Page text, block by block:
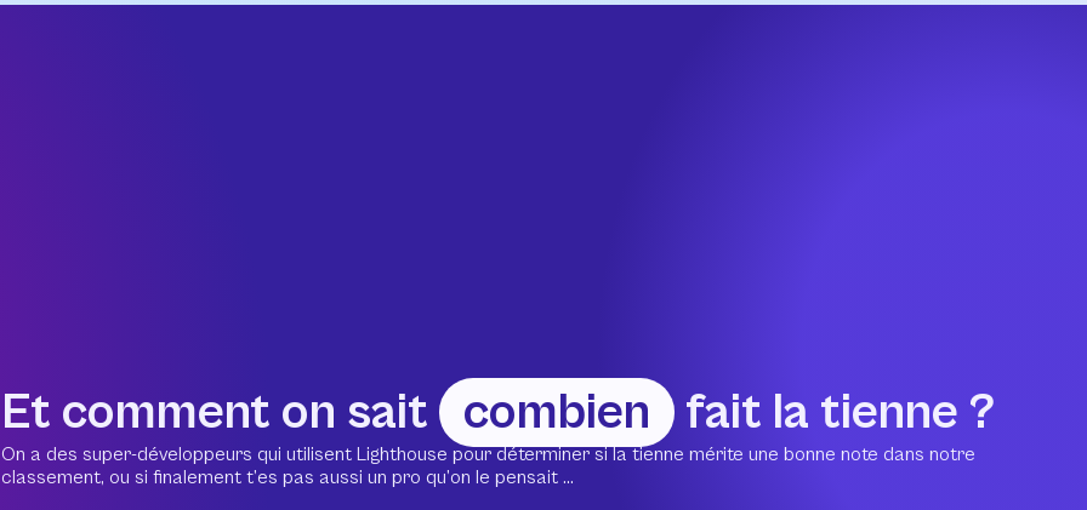
Et comment on sait combien fait la tienne ?
On a des super-développeurs qui utilisent Lighthouse pour déterminer si la tienne mérite une bonne note dans notre
classement, ou si finalement t’es pas aussi un pro qu’on le pensait ...